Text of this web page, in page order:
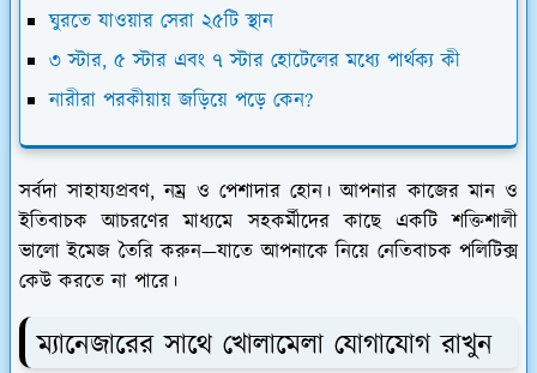
ঘুরতে যাওয়ার সেরা ২৫টি স্থান
৩ স্টার, ৫ স্টার এবং ৭ স্টার হোটেলের মধ্যে পার্থক্য কী
নারীরা পরকীয়ায় জড়িয়ে পড়ে কেন?
সর্বদা সাহায্যপ্রবণ, নম্র ও পেশাদার হোন। আপনার কাজের মান ও
ইতিবাচক আচরণের মাধ্যমে সহকর্মীদের কাছে একটি শক্তিশালী
ভালো ইমেজ তৈরি করুন—যাতে আপনাকে নিয়ে নেতিবাচক পলিটিক্স
কেউ করতে না পারে।
ম্যানেজারের সাথে খোলামেলা যোগাযোগ রাখুন